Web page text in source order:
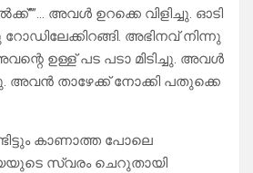
അവൾ ഉറക്കെ വിളിച്ചു. ഓടി
അഭിനവ് നിന്നു
ഉള്ള് പട പടാ മിടിച്ചു. അവൾ
അവൻ താഴേക്ക് നോക്കി പതുക്കെ
കാണാത്ത പോലെ
സ്വരം ചെറുതായി